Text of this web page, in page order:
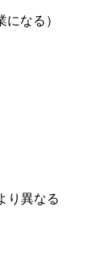
なる）
り異なる